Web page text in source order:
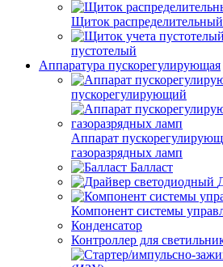
Щиток
пустотелый
Аппаратура пускорегулирующая
пускорегулирующий
Аппарат
газоразрядных ламп
Балласт
Компонент системы
Конденсатор
Контроллер для